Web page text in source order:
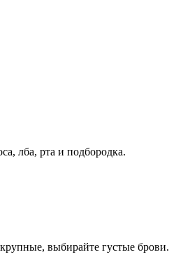
лба, рта и подбородка.
выбирайте густые брови.